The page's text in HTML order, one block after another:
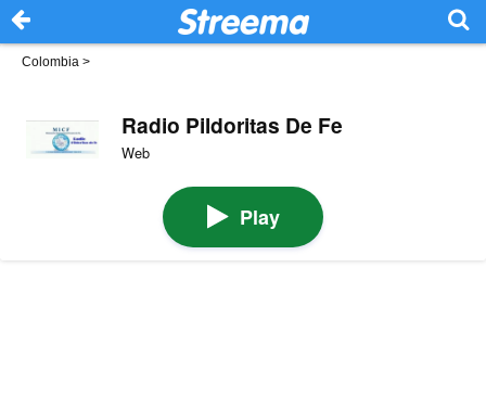
Colombia >
Radio Pildoritas De Fe
Web
Play